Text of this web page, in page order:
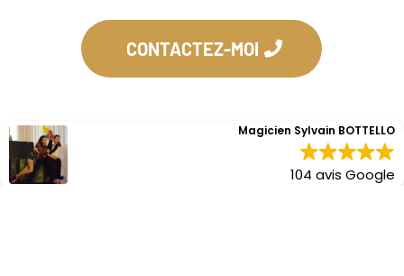
CONTACTEZ-MOI
Magicien Sylvain BOTTELLO
104 avis Google